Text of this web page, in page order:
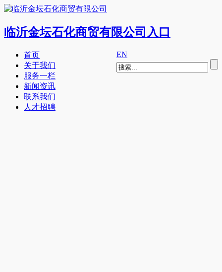
临沂金坛石化商贸有限公司入口
EN
首页
关于我们
服务一栏
新闻资讯
联系我们
人才招聘